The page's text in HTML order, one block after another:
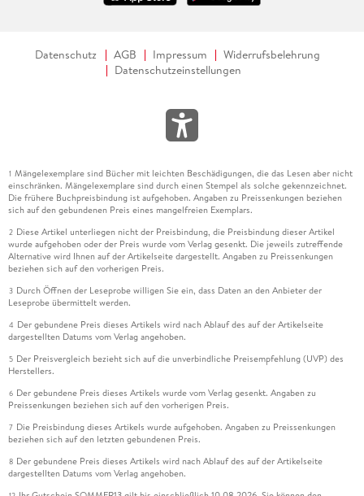
Datenschutz AGB Impressum
Widerrufsbelehrung
Datenschutzeinstellungen
1 Mängelexemplare sind Bücher mit leichten Beschädigungen, die das Lesen aber nicht
einschränken. Mängelexemplare sind durch einen Stempel als solche gekennzeichnet.
Die frühere Buchpreisbindung ist aufgehoben. Angaben zu Preissenkungen beziehen
sich auf den gebundenen Preis eines mangelfreien Exemplars.
2 Diese Artikel unterliegen nicht der Preisbindung, die Preisbindung dieser Artikel
wurde aufgehoben oder der Preis wurde vom Verlag gesenkt. Die jeweils zutreffende
Alternative wird Ihnen auf der Artikelseite dargestellt. Angaben zu Preissenkungen
beziehen sich auf den vorherigen Preis.
3 Durch Öffnen der Leseprobe willigen Sie ein, dass Daten an den Anbieter der
Leseprobe übermittelt werden.
4 Der gebundene Preis dieses Artikels wird nach Ablauf des auf der Artikelseite
dargestellten Datums vom Verlag angehoben.
5 Der Preisvergleich bezieht sich auf die unverbindliche Preisempfehlung (UVP) des
Herstellers.
6 Der gebundene Preis dieses Artikels wurde vom Verlag gesenkt. Angaben zu
Preissenkungen beziehen sich auf den vorherigen Preis.
7 Die Preisbindung dieses Artikels wurde aufgehoben. Angaben zu Preissenkungen
beziehen sich auf den letzten gebundenen Preis.
8 Der gebundene Preis dieses Artikels wird nach Ablauf des auf der Artikelseite
dargestellten Datums vom Verlag angehoben.